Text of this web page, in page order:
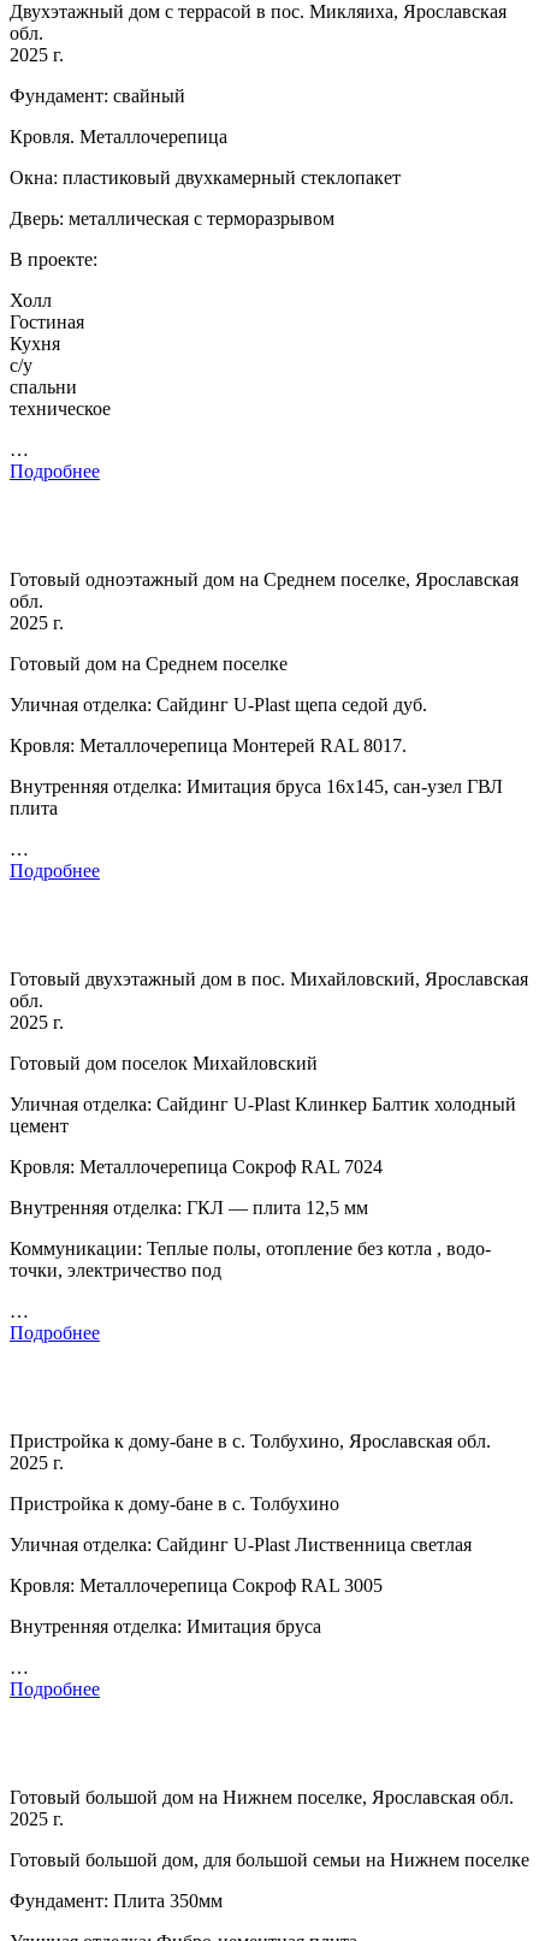
Двухэтажный дом с террасой в пос. Микляиха, Ярославская
обл.
2025 г.
Фундамент: свайный
Кровля. Металлочерепица
Окна: пластиковый двухкамерный стеклопакет
Дверь: металлическая с терморазрывом
В проекте:
Холл
Гостиная
Кухня
с/у
спальни
техническое
…
Подробнее
Готовый одноэтажный дом на Среднем поселке, Ярославская
обл.
2025 г.
Готовый дом на Среднем поселке
Уличная отделка: Сайдинг U-Plast щепа седой дуб.
Кровля: Металлочерепица Монтерей RAL 8017.
Внутренняя отделка: Имитация бруса 16х145, сан-узел ГВЛ
плита
…
Подробнее
Готовый двухэтажный дом в пос. Михайловский, Ярославская
обл.
2025 г.
Готовый дом поселок Михайловский
Уличная отделка: Сайдинг U-Plast Клинкер Балтик холодный
цемент
Кровля: Металлочерепица Сокроф RAL 7024
Внутренняя отделка: ГКЛ — плита 12,5 мм
Коммуникации: Теплые полы, отопление без котла , водо-
точки, электричество под
…
Подробнее
Пристройка к дому-бане в с. Толбухино, Ярославская обл.
2025 г.
Пристройка к дому-бане в с. Толбухино
Уличная отделка: Сайдинг U-Plast Лиственница светлая
Кровля: Металлочерепица Сокроф RAL 3005
Внутренняя отделка: Имитация бруса
…
Подробнее
Готовый большой дом на Нижнем поселке, Ярославская обл.
2025 г.
Готовый большой дом, для большой семьи на Нижнем поселке
Фундамент: Плита 350мм